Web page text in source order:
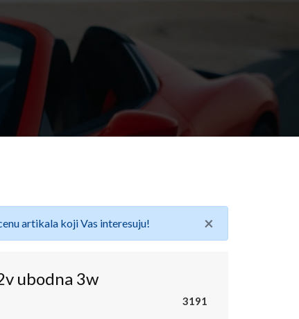
artikala koji Vas interesuju! ×
ubodna 3w
3191